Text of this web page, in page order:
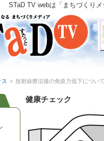
STaD TV webは「まちづくり
ス > 放射線療法後の免疫力低下について
健康チェック